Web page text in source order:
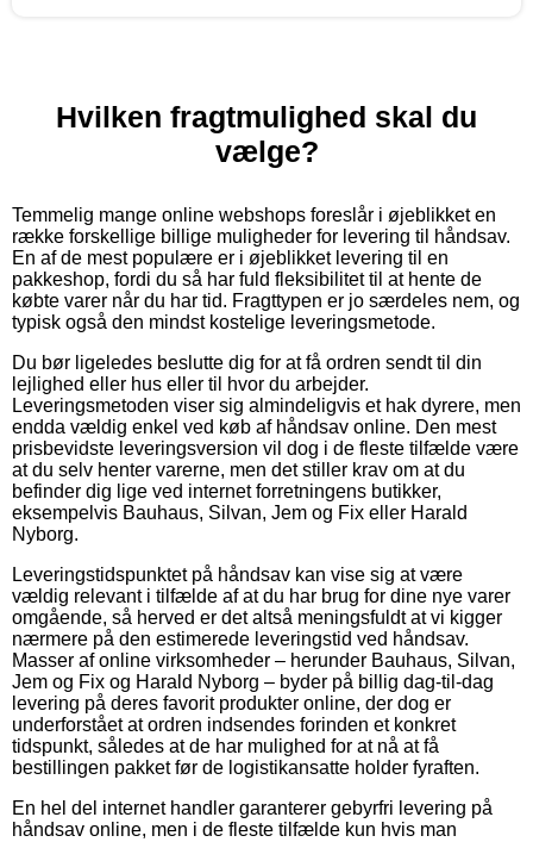
Hvilken fragtmulighed skal du
vælge?
Temmelig mange online webshops foreslår i øjeblikket en
række forskellige billige muligheder for levering til håndsav.
En af de mest populære er i øjeblikket levering til en
pakkeshop, fordi du så har fuld fleksibilitet til at hente de
købte varer når du har tid. Fragttypen er jo særdeles nem, og
typisk også den mindst kostelige leveringsmetode.
Du bør ligeledes beslutte dig for at få ordren sendt til din
lejlighed eller hus eller til hvor du arbejder.
Leveringsmetoden viser sig almindeligvis et hak dyrere, men
endda vældig enkel ved køb af håndsav online. Den mest
prisbevidste leveringsversion vil dog i de fleste tilfælde være
at du selv henter varerne, men det stiller krav om at du
befinder dig lige ved internet forretningens butikker,
eksempelvis Bauhaus, Silvan, Jem og Fix eller Harald
Nyborg.
Leveringstidspunktet på håndsav kan vise sig at være
vældig relevant i tilfælde af at du har brug for dine nye varer
omgående, så herved er det altså meningsfuldt at vi kigger
nærmere på den estimerede leveringstid ved håndsav.
Masser af online virksomheder – herunder Bauhaus, Silvan,
Jem og Fix og Harald Nyborg – byder på billig dag-til-dag
levering på deres favorit produkter online, der dog er
underforstået at ordren indsendes forinden et konkret
tidspunkt, således at de har mulighed for at nå at få
bestillingen pakket før de logistikansatte holder fyraften.
En hel del internet handler garanterer gebyrfri levering på
håndsav online, men i de fleste tilfælde kun hvis man